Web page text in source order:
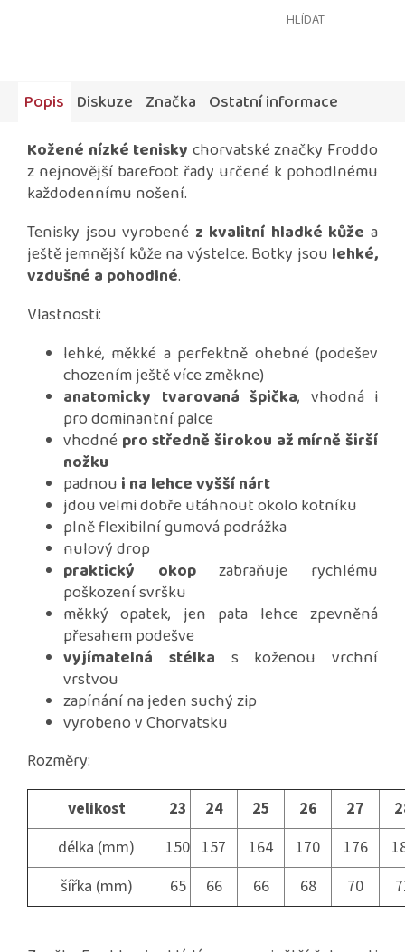
HLÍDAT
Popis Diskuze Značka Ostatní informace
Kožené nízké tenisky chorvatské značky Froddo
z nejnovější barefoot řady určené k pohodlnému
každodennímu nošení.
Tenisky jsou vyrobené z kvalitní hladké kůže a
ještě jemnější kůže na výstelce. Botky jsou lehké,
vzdušné a pohodlné.
Vlastnosti:
lehké, měkké a perfektně ohebné (podešev
chozením ještě více změkne)
anatomicky tvarovaná špička, vhodná i
pro dominantní palce
vhodné pro středně širokou až mírně širší
nožku
padnou i na lehce vyšší nárt
jdou velmi dobře utáhnout okolo kotníku
plně flexibilní gumová podrážka
nulový drop
praktický okopzabraňuje rychlému
poškození svršku
měkký opatek, jen pata lehce zpevněná
přesahem podešve
vyjímatelná stélka s koženou vrchní
vrstvou
zapínání na jeden suchý zip
vyrobeno v Chorvatsku
Rozměry:
velikost 23 24 25 26 27
délka (mm)
150 157 164 170 176
šířka (mm)
65 66 66 68 70